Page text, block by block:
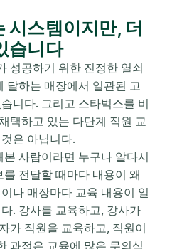
시스템이지만, 더
습니다
성공하기 위한 진정한 열쇠
달하는 매장에서 일관된 고
니다. 그리고 스타벅스를 비
택하고 있는 다단계 직원 교
은 아닙니다.
본 사람이라면 누구나 알다시
전달할 때마다 내용이 왜
나 매장마다 교육 내용이 일
. 강사를 교육하고, 강사가
가 직원을 교육하고, 직원이
과정은 교육에 많은 무의식